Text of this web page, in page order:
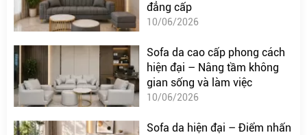
đẳng cấp
10/06/2026
Sofa da cao cấp phong cách
hiện đại – Nâng tầm không
gian sống và làm việc
10/06/2026
Sofa da hiện đại – Điểm nhấn